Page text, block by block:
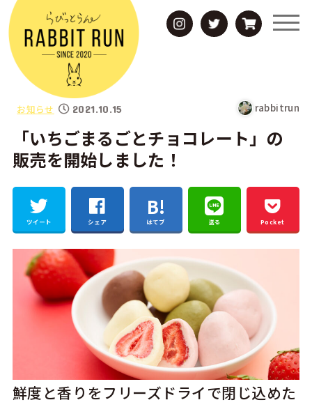
お知らせ 2021.10.15 rabbitrun
「いちごまるごとチョコレート」の
販売を開始しました！
ツイート シェア はてブ 送る Pocket
鮮度と香りをフリーズドライで閉じ込めた